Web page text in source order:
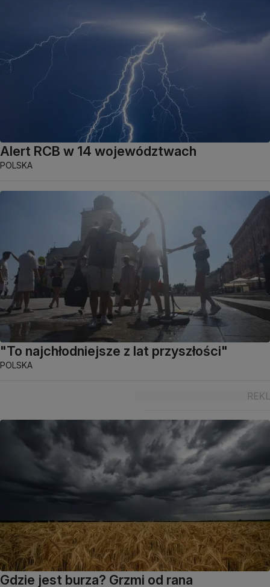
Alert RCB w 14 województwach
POLSKA
"To najchłodniejsze z lat przyszłości"
POLSKA
Gdzie jest burza? Grzmi od rana